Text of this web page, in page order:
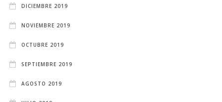
DICIEMBRE 2019
NOVIEMBRE 2019
OCTUBRE 2019
SEPTIEMBRE 2019
AGOSTO 2019